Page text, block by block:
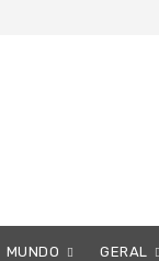
MUNDO GERAL